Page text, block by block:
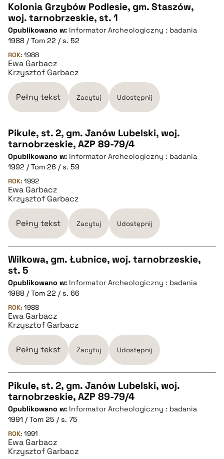
CZYSTY TEKST
pobierz cytat
BIBTEX
pobierz cytat
Kolonia Grzybów Podlesie, gm. Staszów,
woj. tarnobrzeskie, st. 1
Opublikowano w: Informator Archeologiczny : badania
1988 / Tom 22 / s. 52
ROK: 1988
Ewa Garbacz
Krzysztof Garbacz
Pełny tekst Zacytuj Udostępnij
CZYSTY TEKST
pobierz cytat
BIBTEX
pobierz cytat
Pikule, st. 2, gm. Janów Lubelski, woj.
tarnobrzeskie, AZP 89-79/4
Opublikowano w: Informator Archeologiczny : badania
1992 / Tom 26 / s. 59
ROK: 1992
Ewa Garbacz
Krzysztof Garbacz
Pełny tekst Zacytuj Udostępnij
CZYSTY TEKST
pobierz cytat
BIBTEX
pobierz cytat
Wilkowa, gm. Łubnice, woj. tarnobrzeskie,
st. 5
Opublikowano w: Informator Archeologiczny : badania
1988 / Tom 22 / s. 66
ROK: 1988
Ewa Garbacz
Krzysztof Garbacz
Pełny tekst Zacytuj Udostępnij
CZYSTY TEKST
pobierz cytat
Pikule, st. 2, gm. Janów Lubelski, woj.
tarnobrzeskie, AZP 89-79/4
Opublikowano w: Informator Archeologiczny : badania
1991 / Tom 25 / s. 75
ROK: 1991
Ewa Garbacz
Krzysztof Garbacz